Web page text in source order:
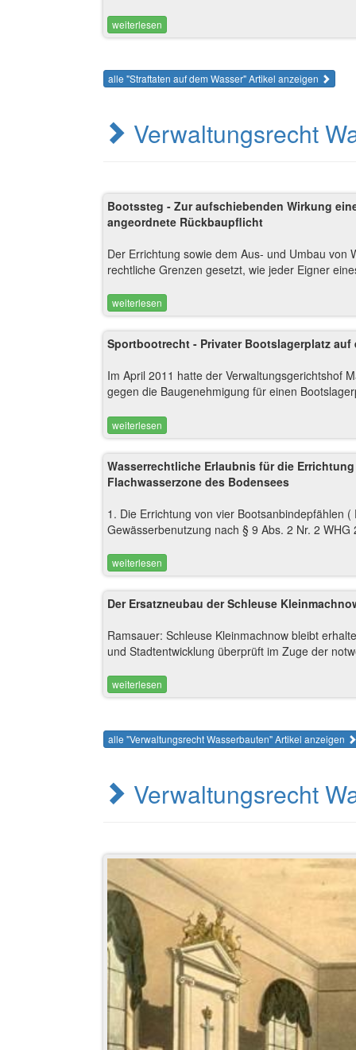
weiterlesen
alle "Straftaten auf dem Wasser" Artikel anzeigen
Verwaltungsrecht
Bootssteg - Zur aufschiebenden Wirkung
angeordnete Rückbaupflicht
Der Errichtung sowie dem Aus- und Umbau von
rechtliche Grenzen gesetzt, wie jeder Eigner
weiterlesen
Sportbootrecht - Privater Bootslagerplatz
Im April 2011 hatte der Verwaltungsgerichtshof
gegen die Baugenehmigung für einen
weiterlesen
Wasserrechtliche Erlaubnis für die
Flachwasserzone des Bodensees
1. Die Errichtung von vier Bootsanbindepfählen
Gewässerbenutzung nach § 9 Abs. 2 Nr. 2
weiterlesen
Der Ersatzneubau der Schleuse
Ramsauer: Schleuse Kleinmachnow bleibt
und Stadtentwicklung überprüft im Zuge der
weiterlesen
alle "Verwaltungsrecht Wasserbauten" Artikel anzeigen
Verwaltungsrecht